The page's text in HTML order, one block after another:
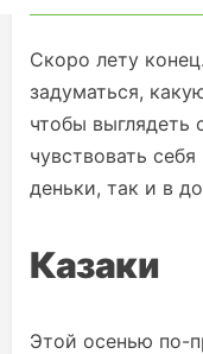
Скоро лету
задуматься,
чтобы выглядеть
чувствовать
деньки, так и в
Казаки
Этой осенью по-